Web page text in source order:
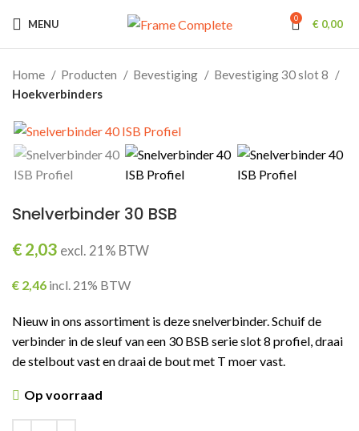
MENU 0 € 0,00
Home Producten Bevestiging
Bevestiging 30 slot 8
Hoekverbinders
Snelverbinder 30 BSB
€ 2,03 excl. 21% BTW
€ 2,46 incl. 21% BTW
Nieuw in ons assortiment is deze snelverbinder. Schuif de
verbinder in de sleuf van een 30 BSB serie slot 8 profiel, draai
de stelbout vast en draai de bout met T moer vast.
Op voorraad